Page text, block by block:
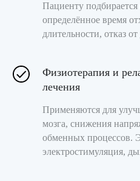
Пациенту
определённое время
длительности, отказ
Физиотерапия и
лечения
Применяются для
мозга, снижения
обменных процессов.
электростимуляция,
г. Москва, ул.
35, 1 этаж
+ 7 (495) 999 50 03